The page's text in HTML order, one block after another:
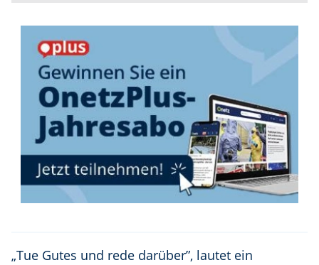
„Tue Gutes und rede darüber”, lautet ein